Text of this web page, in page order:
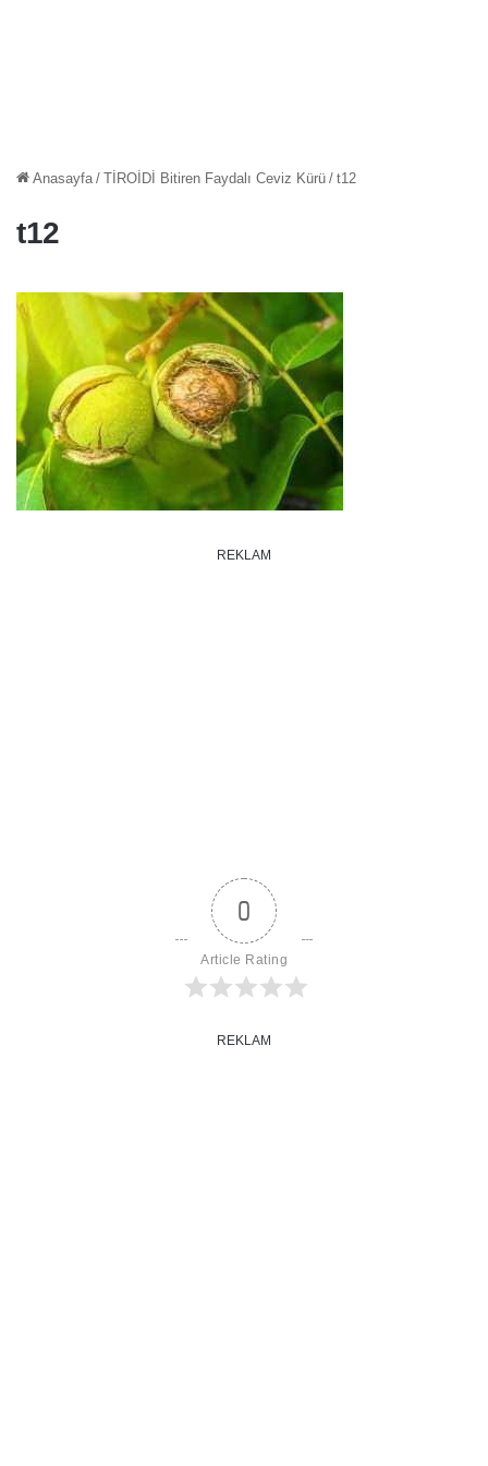
Anasayfa / TİROİDİ Bitiren Faydalı Ceviz Kürü / t12
t12
REKLAM
0
Article Rating
REKLAM